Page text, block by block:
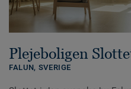
Plejeboligen
FALUN, SVERIGE